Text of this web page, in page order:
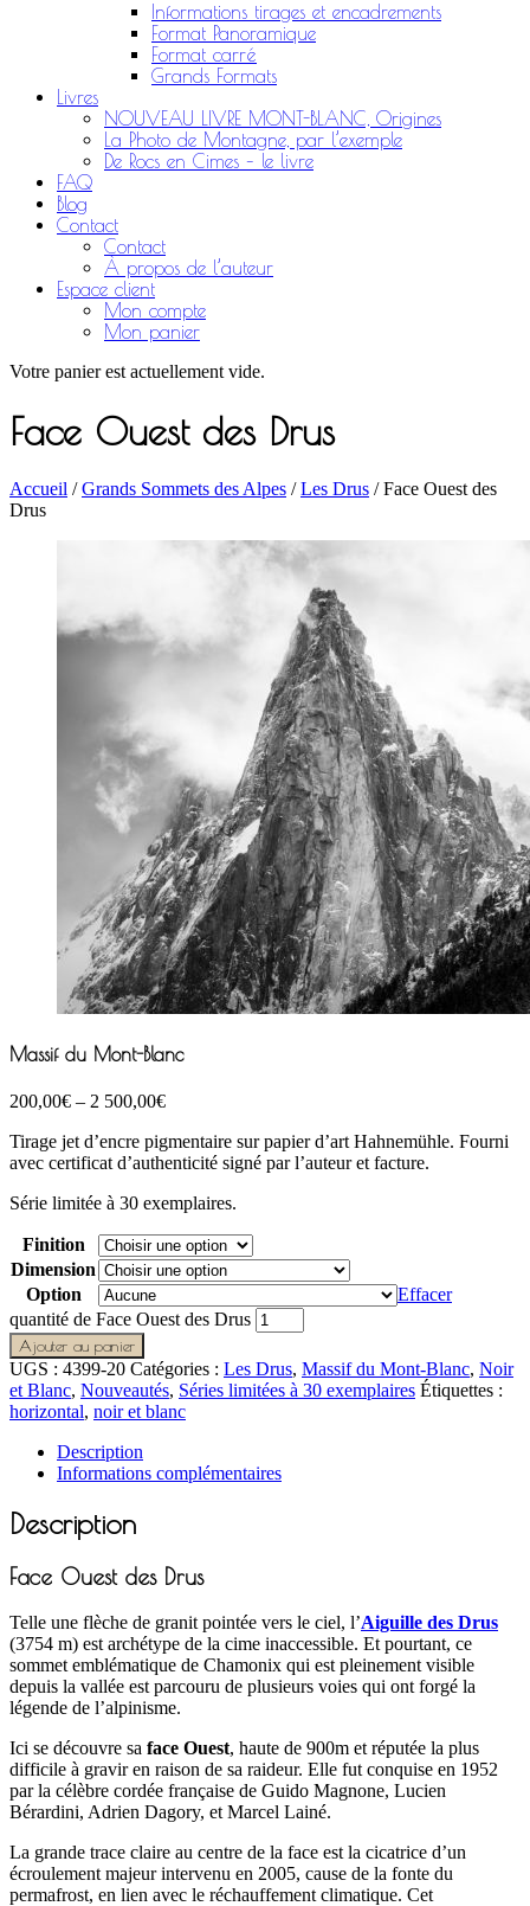
Informations tirages et encadrements
Format Panoramique
Format carré
Grands Formats
Livres
NOUVEAU LIVRE MONT-BLANC, Origines
La Photo de Montagne, par l’exemple
De Rocs en Cimes – le livre
FAQ
Blog
Contact
Contact
À propos de l’auteur
Espace client
Mon compte
Mon panier
Votre panier est actuellement vide.
Face Ouest des Drus
Accueil /Grands Sommets des Alpes /Les Drus / Face Ouest des
Drus
Massif du Mont-Blanc
200,00€ – 2 500,00€
Tirage jet d’encre pigmentaire sur papier d’art Hahnemühle. Fourni
avec certificat d’authenticité signé par l’auteur et facture.
Série limitée à 30 exemplaires.
Finition
Dimension
Option
Effacer
quantité de Face Ouest des Drus
Ajouter au panier
UGS : 4399-20 Catégories : Les Drus, Massif du Mont-Blanc, Noir
et Blanc, Nouveautés, Séries limitées à 30 exemplaires Étiquettes :
horizontal, noir et blanc
Description
Informations complémentaires
Description
Face Ouest des Drus
Telle une flèche de granit pointée vers le ciel, l’Aiguille des Drus
(3754 m) est archétype de la cime inaccessible. Et pourtant, ce
sommet emblématique de Chamonix qui est pleinement visible
depuis la vallée est parcouru de plusieurs voies qui ont forgé la
légende de l’alpinisme.
Ici se découvre sa face Ouest, haute de 900m et réputée la plus
difficile à gravir en raison de sa raideur. Elle fut conquise en 1952
par la célèbre cordée française de Guido Magnone, Lucien
Bérardini, Adrien Dagory, et Marcel Lainé.
La grande trace claire au centre de la face est la cicatrice d’un
écroulement majeur intervenu en 2005, cause de la fonte du
permafrost, en lien avec le réchauffement climatique. Cet